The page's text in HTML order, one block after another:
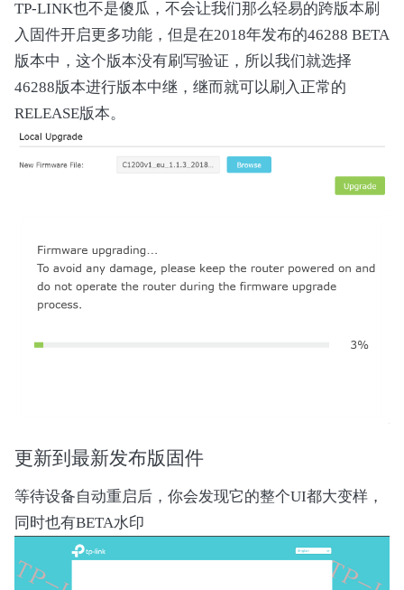
count =
print(f"Found {count} AT command
        if version_pattern:
pattern =
count =
with open("VER.TXT", "rb") as
print(f"Possible version:
description="SHANNON Image Unpacker
        epilog="Xiang Xiang Cui Cui"
    )
parser.add_argument("file", help="Input
parser.add_argument("--ver",
        unpacker = ShannonUnpacker(args.file)
        unpacker.process_file()
unpacker.analyze_images(args.at,
    except Exception as e:
        print(f"Critical error occurred: {e}")
        raise SystemExit(1) from e
TP-LINK也不是傻瓜，不会让我们那么轻易的跨版本刷
入固件开启更多功能，但是在2018年发布的46288 BETA
版本中，这个版本没有刷写验证，所以我们就选择
46288版本进行版本中继，继而就可以刷入正常的
RELEASE版本。
更新到最新发布版固件
等待设备自动重启后，你会发现它的整个UI都大变样，
同时也有BETA水印